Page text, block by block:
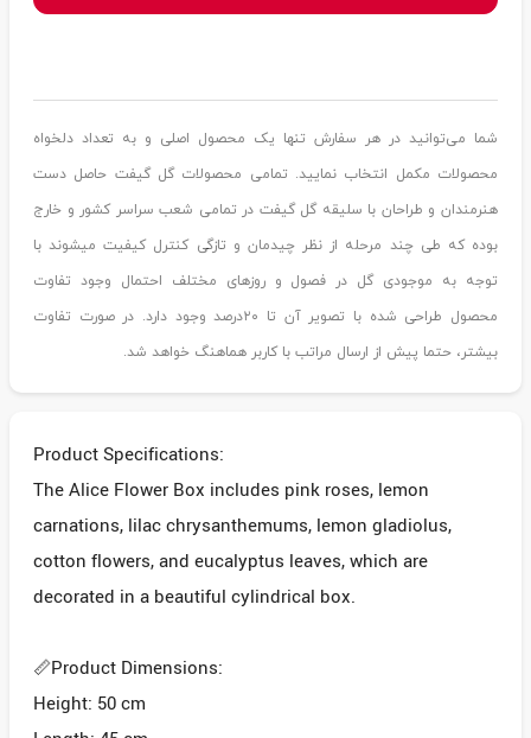
شما می‌توانید در هر سفارش تنها یک محصول اصلی و به تعداد دلخواه
محصولات مکمل انتخاب نمایید. تمامی محصولات گل گیفت حاصل دست
هنرمندان و طراحان با سلیقه گل گیفت در تمامی شعب سراسر کشور و خارج
بوده که طی چند مرحله از نظر چیدمان و تازگی کنترل کیفیت میشوند با
توجه به موجودی گل در فصول و روزهای مختلف احتمال وجود تفاوت
محصول طراحی شده با تصویر آن تا ۲۰درصد وجود دارد. در صورت تفاوت
بیشتر، حتما پیش از ارسال مراتب با کاربر هماهنگ خواهد شد.
Product Specifications:
The Alice Flower Box includes pink roses, lemon
carnations, lilac chrysanthemums, lemon gladiolus,
cotton flowers, and eucalyptus leaves, which are
decorated in a beautiful cylindrical box.
📏Product Dimensions:
Height: 50 cm